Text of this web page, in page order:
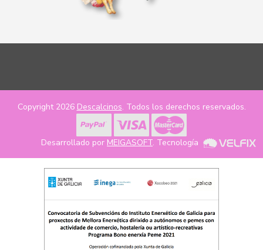
Copyright 2026 Descalcinos. Todos los derechos reservados.
Desarrollado por MEIGASOFT. Tecnología